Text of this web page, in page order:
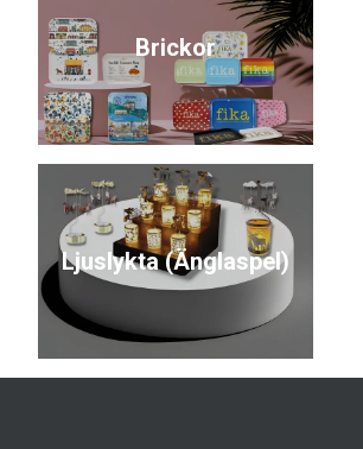
Brickor
Ljuslykta (Änglaspel)